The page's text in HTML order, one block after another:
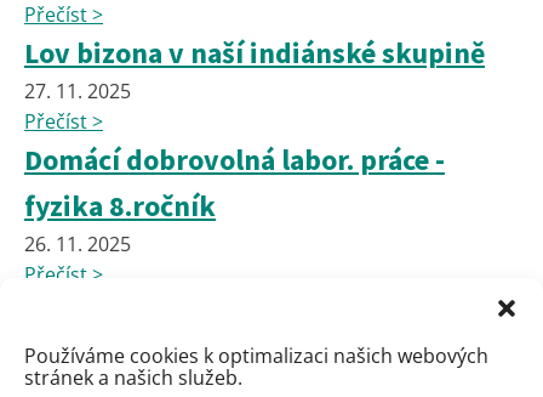
Používáme cookies k optimalizaci našich webových
stránek a našich služeb.
Přečíst >
Lov bizona v naší indiánské skupině
27. 11. 2025
Přečíst >
Domácí dobrovolná labor. práce -
fyzika 8.ročník
26. 11. 2025
Přečíst >
fyzika 9.ročník